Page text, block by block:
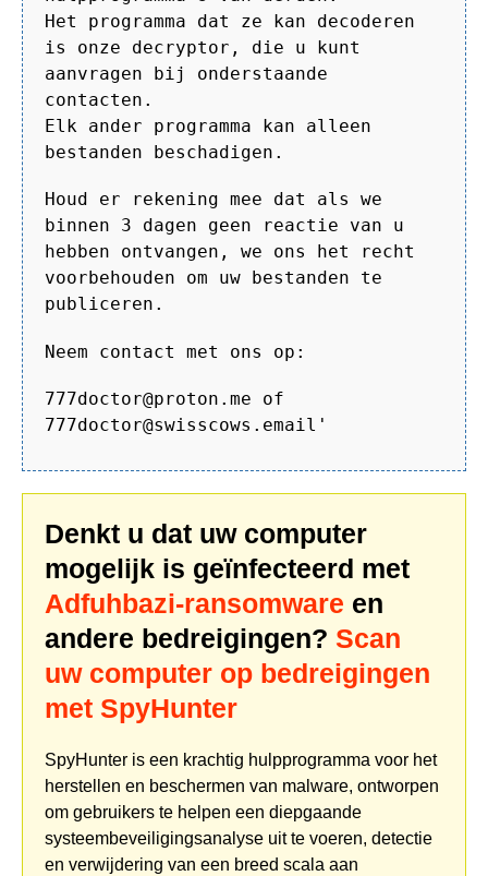
Het programma dat ze kan decoderen
is onze decryptor, die u kunt
aanvragen bij onderstaande
contacten.
Elk ander programma kan alleen
bestanden beschadigen.
Houd er rekening mee dat als we
binnen 3 dagen geen reactie van u
hebben ontvangen, we ons het recht
voorbehouden om uw bestanden te
publiceren.
Neem contact met ons op:
777doctor@proton.me of
777doctor@swisscows.email'
Denkt u dat uw computer
mogelijk is geïnfecteerd met
Adfuhbazi-ransomware en
andere bedreigingen? Scan
uw computer op bedreigingen
met SpyHunter
SpyHunter is een krachtig hulpprogramma voor het
herstellen en beschermen van malware, ontworpen
om gebruikers te helpen een diepgaande
systeembeveiligingsanalyse uit te voeren, detectie
en verwijdering van een breed scala aan